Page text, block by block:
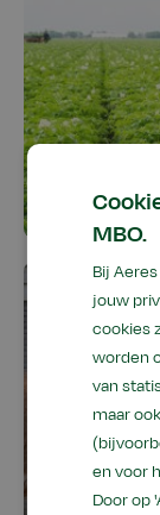
Dier en
MBO.
Bij
jouw
cookies
worden
van
maar
en voor
Door op